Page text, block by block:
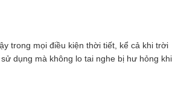
trong mọi điều kiện thời tiết, kể cả khi trời
dụng mà không lo tai nghe bị hư hỏng khi